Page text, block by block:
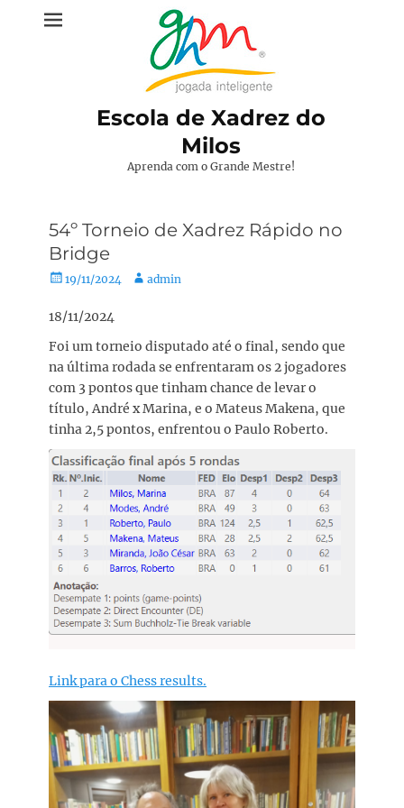
Escola de Xadrez do
Milos
Aprenda com o Grande Mestre!
54º Torneio de Xadrez Rápido no
Bridge
Posted
19/11/2024 Autor:
admin
18/11/2024
Foi um torneio disputado até o final, sendo que
na última rodada se enfrentaram os 2 jogadores
com 3 pontos que tinham chance de levar o
título, André x Marina, e o Mateus Makena, que
tinha 2,5 pontos, enfrentou o Paulo Roberto.
Link para o Chess results.